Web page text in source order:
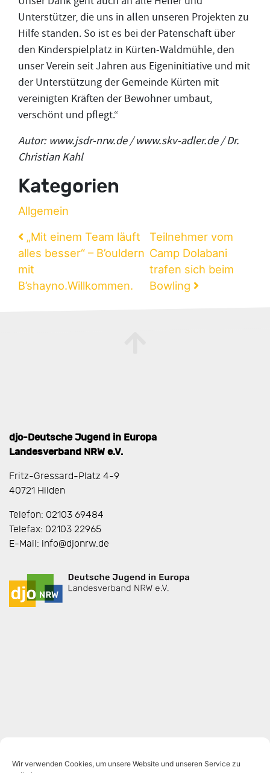
Wir verwenden Cookies, um unsere Website und unseren Service zu
Unterstützer, die uns in allen unseren Projekten zu
Hilfe standen. So ist es bei der Patenschaft über
den Kinderspielplatz in Kürten-Waldmühle, den
unser Verein seit Jahren aus Eigeninitiative und mit
der Unterstützung der Gemeinde Kürten mit
vereinigten Kräften der Bewohner umbaut,
verschönt und pflegt.“
Autor: www.jsdr-nrw.de / www.skv-adler.de / Dr.
Christian Kahl
Kategorien
Allgemein
Beitragsnavigation
„Mit einem Team läuft
alles besser“ – B’ouldern
mit
B’shayno.Willkommen.
Teilnehmer vom
Camp Dolabani
trafen sich beim
Bowling
djo-Deutsche Jugend in Europa
Landesverband NRW e.V.
Fritz-Gressard-Platz 4-9
40721 Hilden
Telefon: 02103 69484
Telefax: 02103 22965
E-Mail: info@djonrw.de